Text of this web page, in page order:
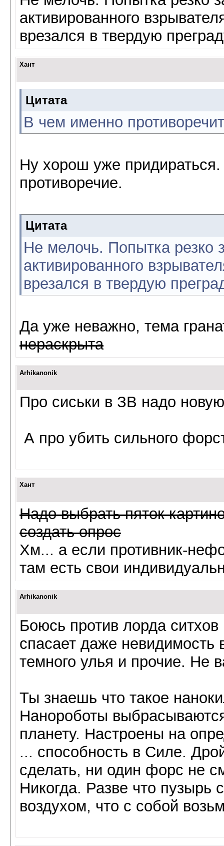
активированного
врезался в твердую
Хант
Цитата
В чем именно
Ну хорош уже
противоречие.
Цитата
Не мелочь. Попытка резко
активированного
врезался в твердую
Да уже неважно, тема
нераскрыта
Arhikanonik
Про сиськи в ЗВ надо
А про убить сильного
Хант
Надо выбрать пяток
создать опрос
Хм... а если противник-
там есть свои
Arhikanonik
Боюсь против лорда
спасает даже невидимость
темного улья и прочие. Не
Ты знаешь что такое
Нанороботы
планету. Настроены на
... способность в Силе.
сделать, ни один форс не
Никогда. Разве что пузырь
воздухом, что с собой